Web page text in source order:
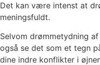
Det kan være intenst at
meningsfuldt.
Selvom drømmetydning
også se det som et tegn
dine indre konflikter i